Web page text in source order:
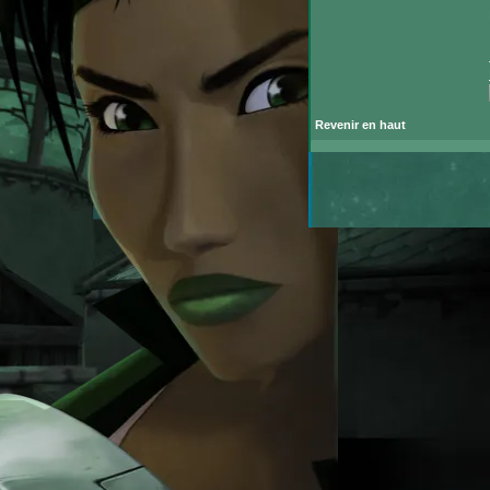
Revenir en haut